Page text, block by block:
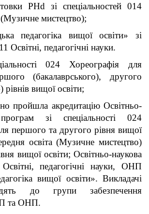
PHd зі спеціальностей 014
(Музичне мистецтво);
педагогіка вищої освіти» зі
Освітні, педагогічні науки.
024 Хореографія для
(бакалаврського), другого
рівнів вищої освіти;
пройшла акредитацію Освітньо-
зі спеціальності 024
першого та другого рівня вищої
освіта (Музичне мистецтво)
вищої освіти; Освітньо-наукова
педагогічні науки, ОНП
вищої освіти». Викладачі
до групи забезпечення
та ОНП.